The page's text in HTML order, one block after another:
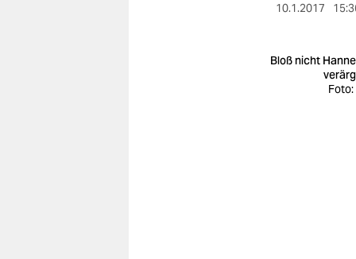
10.1.2017
Bloß nicht